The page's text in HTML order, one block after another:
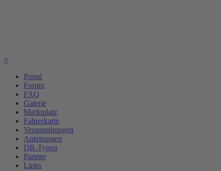
×
Portal
Forum
FAQ
Galerie
Marktplatz
Fahrerkarte
Veranstaltungen
Anleitungen
DR-Typen
Partner
Links